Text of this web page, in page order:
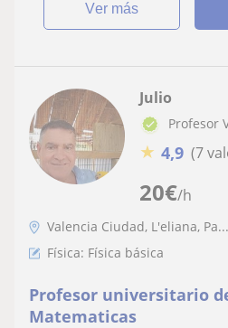
ver más
20€/h
Julio
Profesor
★ 4,9 (7
Valencia Ciudad, L'eliana, Pa...
Física: Física básica
Profesor universitario
Matematicas